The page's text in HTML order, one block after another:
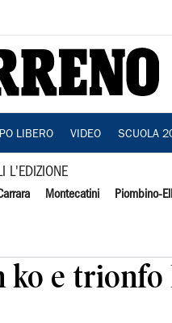
LIBERO VIDEO SCUOLA
L'EDIZIONE
Montecatini Piombino-
ko e